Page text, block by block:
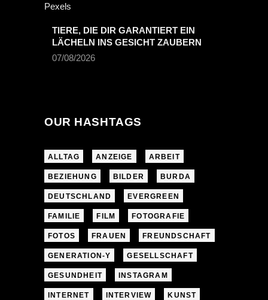
TIERE, DIE DIR GARANTIERT EIN
LÄCHELN INS GESICHT ZAUBERN
07/08/2026
OUR HASHTAGS
ALLTAG ANZEIGE ARBEIT
BEZIEHUNG BILDER BURDA
DEUTSCHLAND EVERGREEN
FAMILIE FILM FOTOGRAFIE
FOTOS FRAUEN FREUNDSCHAFT
GENERATION-Y GESELLSCHAFT
GESUNDHEIT INSTAGRAM
INTERNET INTERVIEW KUNST